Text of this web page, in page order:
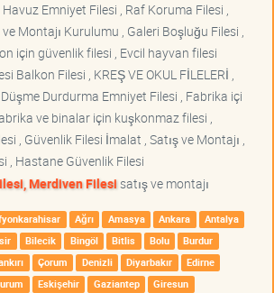
Emniyet Filesi , Raf Koruma Filesi ,
Montajı Kurulumu , Galeri Boşluğu Filesi ,
için güvenlik filesi , Evcil hayvan filesi
Balkon Filesi , KREŞ VE OKUL FİLELERİ ,
Durdurma Emniyet Filesi , Fabrika içi
ve binalar için kuşkonmaz filesi ,
, Güvenlik Filesi İmalat , Satış ve Montajı ,
, Hastane Güvenlik Filesi
Merdiven Filesisatış ve montajı
Ağrı Amasya Ankara
Antalya
Bilecik Bingöl Bitlis Bolu
Burdur
Çorum Denizli Diyarbakır
Edirne
Eskişehir Gaziantep
Giresun